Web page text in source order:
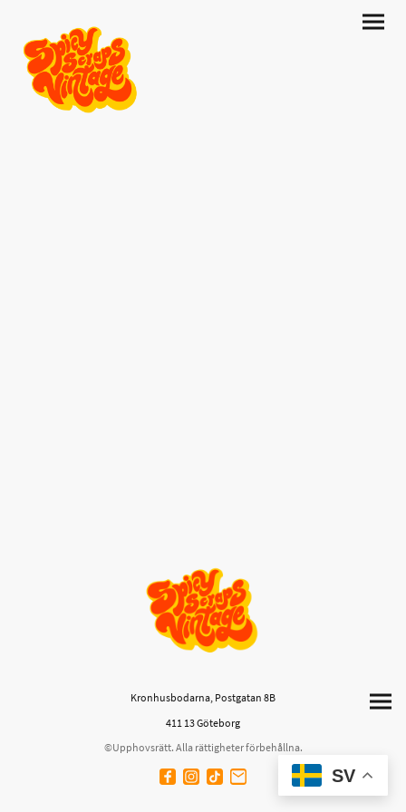
Kronhusbodarna, Postgatan 8B
411 13 Göteborg
©Upphovsrätt. Alla rättigheter förbehållna.
SV